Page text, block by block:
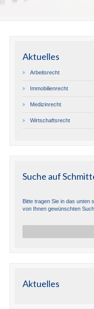
Aktuelles
Arbeitsrecht
Immobilienrecht
Medizinrecht
Wirtschaftsrecht
Suche auf
Bitte tragen Sie in das unten
von Ihnen gewünschten
Aktuelles